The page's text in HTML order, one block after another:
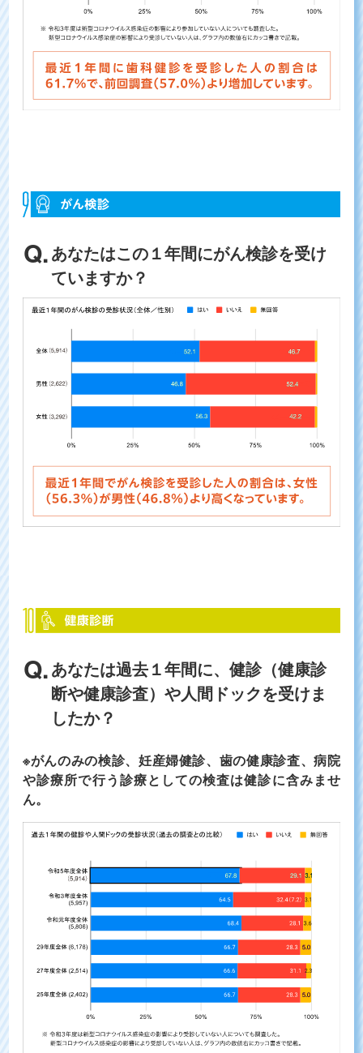
あなたはこの１年間にがん検診を受け
ていますか？
あなたは過去１年間に、健診（健康診
断や健康診査）や人間ドックを受けま
したか？
※がんのみの検診、妊産婦健診、歯の健康診査、病院
や診療所で行う診療としての検査は健診に含みませ
ん。